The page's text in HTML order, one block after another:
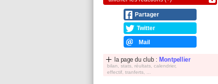
Partager
Twitter
Mail
la page du club : Montpellier
bilan, stats, réultats, calendrier,
effectif, tranferts, ...